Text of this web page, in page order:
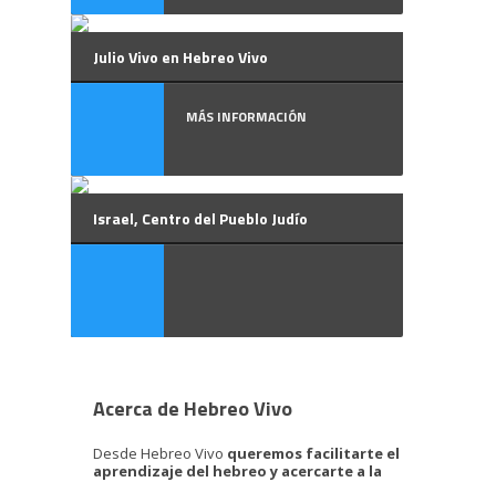
Julio Vivo en Hebreo Vivo
MÁS INFORMACIÓN
Israel, Centro del Pueblo Judío
Acerca de Hebreo Vivo
Desde Hebreo Vivo queremos facilitarte el
aprendizaje del hebreo y acercarte a la